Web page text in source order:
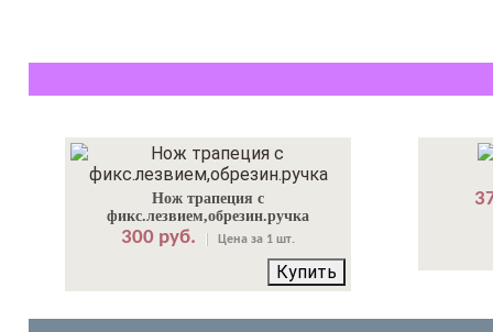
Нож трапеция с
фикс.лезвием,обрезин.ручка
300 руб. Цена за 1 шт.
Купить